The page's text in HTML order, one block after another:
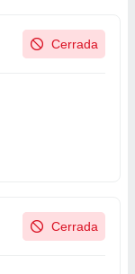
Cerrada
Cerrada